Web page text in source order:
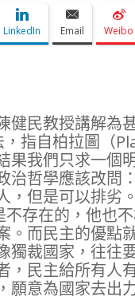
LinkedIn Email Weibo
健民教授講解為
指自柏拉圖（
果我們只求一個
治哲學應該改問
，但是可以排劣
存在的，他也
。而民主的優點
獨裁國家，往往
，民主給所有人
願意為國家去出